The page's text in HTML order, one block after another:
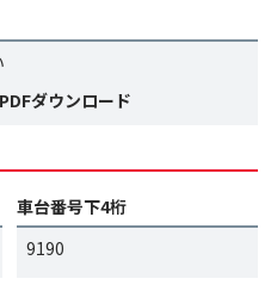
PDFダウンロード
車台番号下4桁
9190